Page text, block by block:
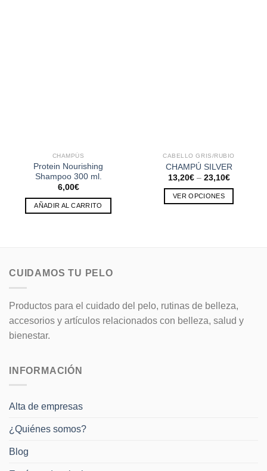
CHAMPÚS
Protein Nourishing
Shampoo 300 ml.
6,00€
AÑADIR AL CARRITO
CABELLO GRIS/RUBIO
CHAMPÚ SILVER
13,20€– 23,10€
VER OPCIONES
pueden
elegir
CUIDAMOS TU PELO
Productos para el cuidado del pelo, rutinas de belleza,
accesorios y artículos relacionados con belleza, salud y
bienestar.
INFORMACIÓN
Alta de empresas
¿Quiénes somos?
Blog